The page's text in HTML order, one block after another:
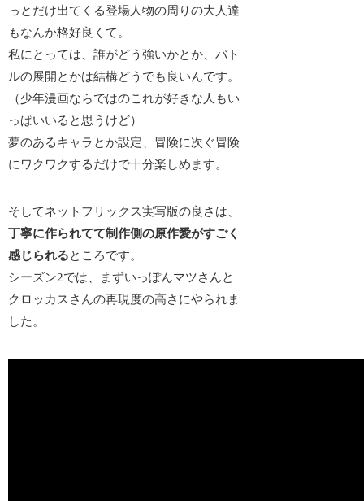
っとだけ出てくる登場人物の周りの大人達
もなんか格好良くて。
私にとっては、誰がどう強いかとか、バト
ルの展開とかは結構どうでも良いんです。
（少年漫画ならではのこれが好きな人もい
っぱいいると思うけど）
夢のあるキャラとか設定、冒険に次ぐ冒険
にワクワクするだけで十分楽しめます。
そしてネットフリックス実写版の良さは、
丁寧に作られてて制作側の原作愛がすごく
感じられるところです。
シーズン2では、まずいっぽんマツさんと
クロッカスさんの再現度の高さにやられま
した。